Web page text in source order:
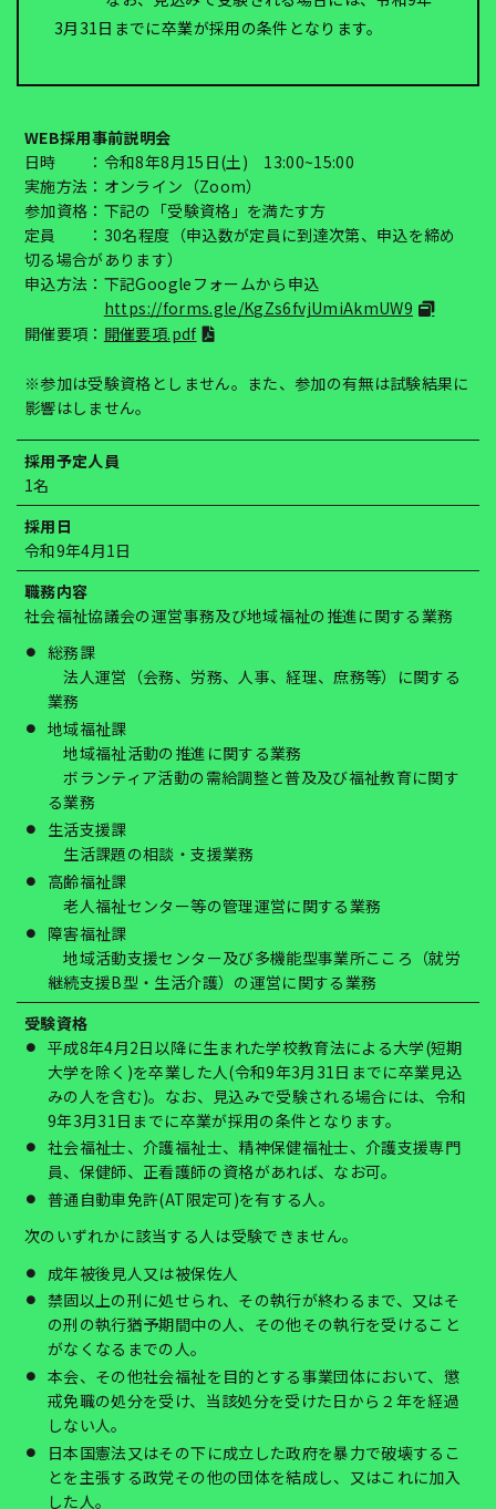
3月31日までに卒業が採用の条件となります。
WEB採用事前説明会
日時 ：令和8年8月15日(土) 13:00~15:00
実施方法：オンライン（Zoom）
参加資格：下記の「受験資格」を満たす方
定員 ：30名程度（申込数が定員に到達次第、申込を締め
切る場合があります）
申込方法：下記Googleフォームから申込
https://forms.gle/KgZs6fvjUmiAkmUW9
開催要項： 開催要項.pdf
※参加は受験資格としません。また、参加の有無は試験結果に
影響はしません。
採用予定人員
1名
採用日
令和9年4月1日
職務内容
社会福祉協議会の運営事務及び地域福祉の推進に関する業務
総務課
法人運営（会務、労務、人事、経理、庶務等）に関する
業務
地域福祉課
地域福祉活動の推進に関する業務
ボランティア活動の需給調整と普及及び福祉教育に関す
る業務
生活支援課
生活課題の相談・支援業務
高齢福祉課
老人福祉センター等の管理運営に関する業務
障害福祉課
地域活動支援センター及び多機能型事業所こころ（就労
継続支援B型・生活介護）の運営に関する業務
受験資格
平成8年4月2日以降に生まれた学校教育法による大学(短期
大学を除く)を卒業した人(令和9年3月31日までに卒業見込
みの人を含む)。なお、見込みで受験される場合には、令和
9年3月31日までに卒業が採用の条件となります。
社会福祉士、介護福祉士、精神保健福祉士、介護支援専門
員、保健師、正看護師の資格があれば、なお可。
普通自動車免許(AT限定可)を有する人。
次のいずれかに該当する人は受験できません。
成年被後見人又は被保佐人
禁固以上の刑に処せられ、その執行が終わるまで、又はそ
の刑の執行猶予期間中の人、その他その執行を受けること
がなくなるまでの人。
本会、その他社会福祉を目的とする事業団体において、懲
戒免職の処分を受け、当該処分を受けた日から２年を経過
しない人。
日本国憲法又はその下に成立した政府を暴力で破壊するこ
とを主張する政党その他の団体を結成し、又はこれに加入
した人。